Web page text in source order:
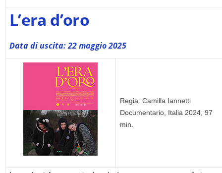
L’era d’oro
Data di uscita: 22 maggio 2025
Regia: Camilla Iannetti
Documentario, Italia 2024, 97
min.